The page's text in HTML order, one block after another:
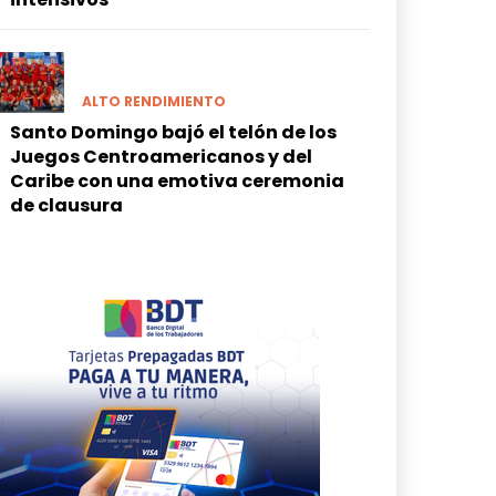
ALTO RENDIMIENTO
Santo Domingo bajó el telón de los
Juegos Centroamericanos y del
Caribe con una emotiva ceremonia
de clausura